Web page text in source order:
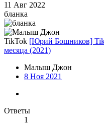
11 Авг 2022
бланка
TikTok [Юрий Бошников]
месяца (2021)
Малыш Джон
8 Ноя 2021
Ответы
1